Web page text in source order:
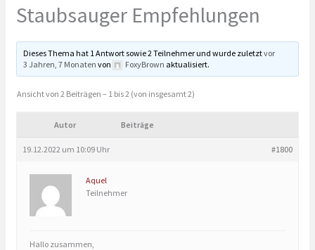
Staubsauger Empfehlungen
Dieses Thema hat 1 Antwort sowie 2 Teilnehmer und wurde zuletztvor
3 Jahren, 7 Monaten von FoxyBrown aktualisiert.
Ansicht von 2 Beiträgen – 1 bis 2 (von insgesamt 2)
Autor Beiträge
19.12.2022 um 10:09 Uhr #1800
Aquel
Teilnehmer
Hallo zusammen,